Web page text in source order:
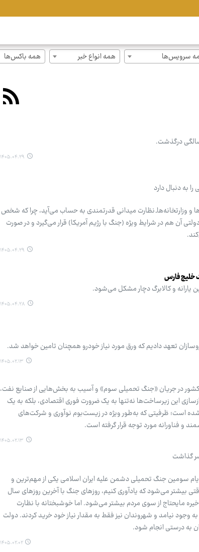
سرویس‌ها همه انواع خبر همه باکس‌ها
۱۴۰۵.۰۴.۲۹
به دنبال دارد
و وزارتخانه‌هاـ نظارت میدانی قدرتمندی به حساب می‌آید، چرا که شخص
آن هم در شرایط ویژه (جنگ با رژیم آمریکا) قرار می‌گیرد و در صورت
۱۴۰۵.۰۴.۲۹
خلیج فارس
یارانه و کالابرگ دچار مشکل می‌شود.
۱۴۰۵.۰۴.۲۸
تعهد دادیم که ورق مورد نیاز خودرو همچنان تامین خواهد شد.
۱۴۰۵.۰۲.۱۳
در جریان «جنگ تحمیلی سوم» و آسیب به بخش‌هایی از صنایع نفت،
این زیرساخت‌ها نه‌تنها به یک ضرورت فوری اقتصادی، بلکه به یک
است؛ ظرفیتی که به‌طور ویژه در زیست‌بوم نوآوری و شرکت‌های
و فناورانه مورد توجه قرار گرفته است.
۱۴۰۵.۰۲.۱۳
ایام سومین جنگ تحمیلی دشمن علیه ایران اسلامی یکی از مهم‌ترین و
بیشتر می‌شود که یادآوری کنیم، روزهای جنگ با آخرین روزهای سال
مایحتاج از سوی مردم بیشتر می‌شود. اما خوشبختانه با نظارت
وجود نیامد و شهروندان نیز فقط به مقدار نیاز خود خرید کردند. دولت
به درستی انجام شود.
۱۴۰۵.۰۲.۰۲